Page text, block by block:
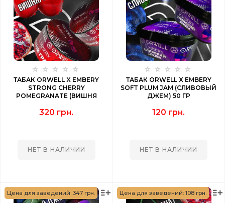
ТАБАК ORWELL X EMBERY
STRONG CHERRY
POMEGRANATE (ВИШНЯ
320 грн.
НЕТ В НАЛИЧИИ
ТАБАК ORWELL X EMBERY
SOFT PLUM JAM (СЛИВОВЫЙ
ДЖЕМ) 50 ГР
120 грн.
НЕТ В НАЛИЧИИ
Цена для заведений: 347 грн. Цена для заведений: 108 грн.